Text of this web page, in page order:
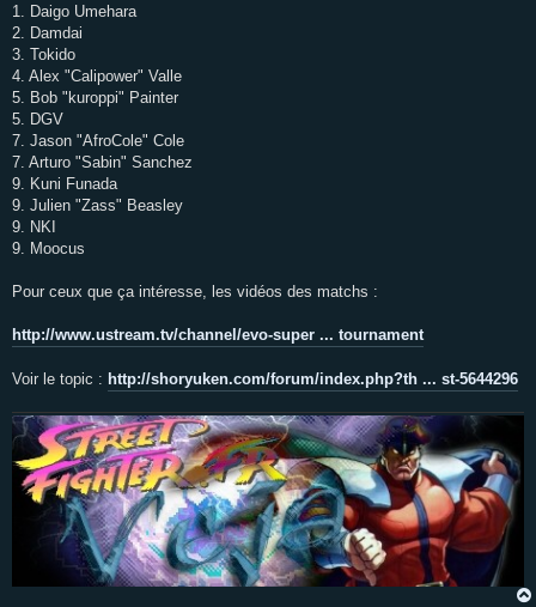
1. Daigo Umehara
2. Damdai
3. Tokido
4. Alex "Calipower" Valle
5. Bob "kuroppi" Painter
5. DGV
7. Jason "AfroCole" Cole
7. Arturo "Sabin" Sanchez
9. Kuni Funada
9. Julien "Zass" Beasley
9. NKI
9. Moocus
Pour ceux que ça intéresse, les vidéos des matchs :
http://www.ustream.tv/channel/evo-super ... tournament
Voir le topic : http://shoryuken.com/forum/index.php?th ... st-5644296